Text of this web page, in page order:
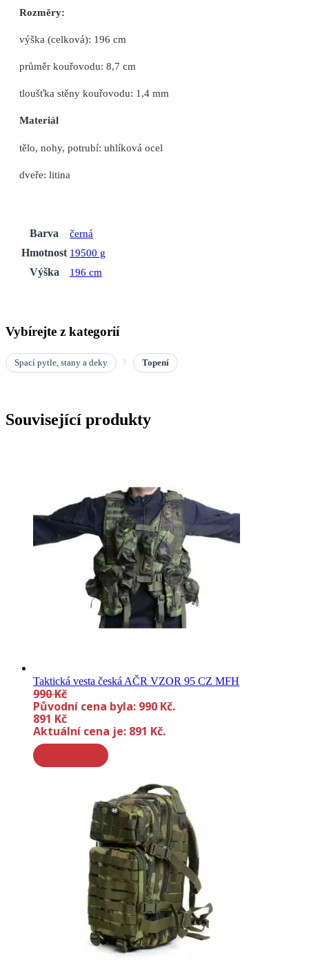
Rozměry:
výška (celková): 196 cm
průměr kouřovodu: 8,7 cm
tloušťka stěny kouřovodu: 1,4 mm
Materiál
tělo, nohy, potrubí: uhlíková ocel
dveře: litina
Barva
černá
Hmotnost 19500 g
Výška
196 cm
Vybírejte z kategorií
Spací pytle, stany a deky Topení
Související produkty
Taktická vesta česká AČR VZOR 95 CZ MFH
990Kč
Původní cena byla: 990 Kč.
891 Kč
Aktuální cena je: 891 Kč.